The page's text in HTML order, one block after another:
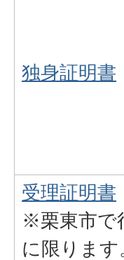
独身証明書
受理証明書
※栗東市で
に限ります